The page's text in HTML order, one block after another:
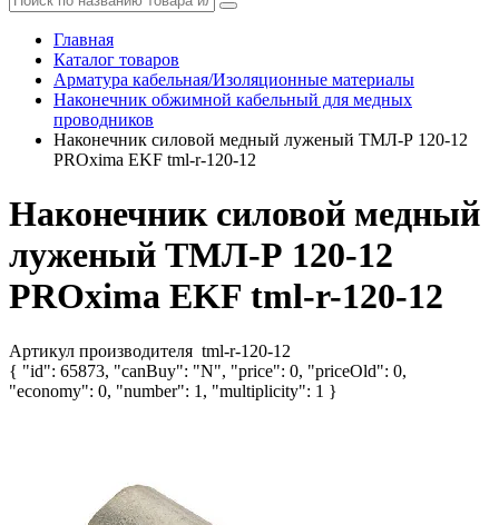
Главная
Каталог товаров
Арматура кабельная/Изоляционные материалы
Наконечник обжимной кабельный для медных
проводников
Наконечник силовой медный луженый ТМЛ-Р 120-12
PROxima EKF tml-r-120-12
Наконечник силовой медный
луженый ТМЛ-Р 120-12
PROxima EKF tml-r-120-12
Артикул производителя tml-r-120-12
{ "id": 65873, "canBuy": "N", "price": 0, "priceOld": 0,
"economy": 0, "number": 1, "multiplicity": 1 }